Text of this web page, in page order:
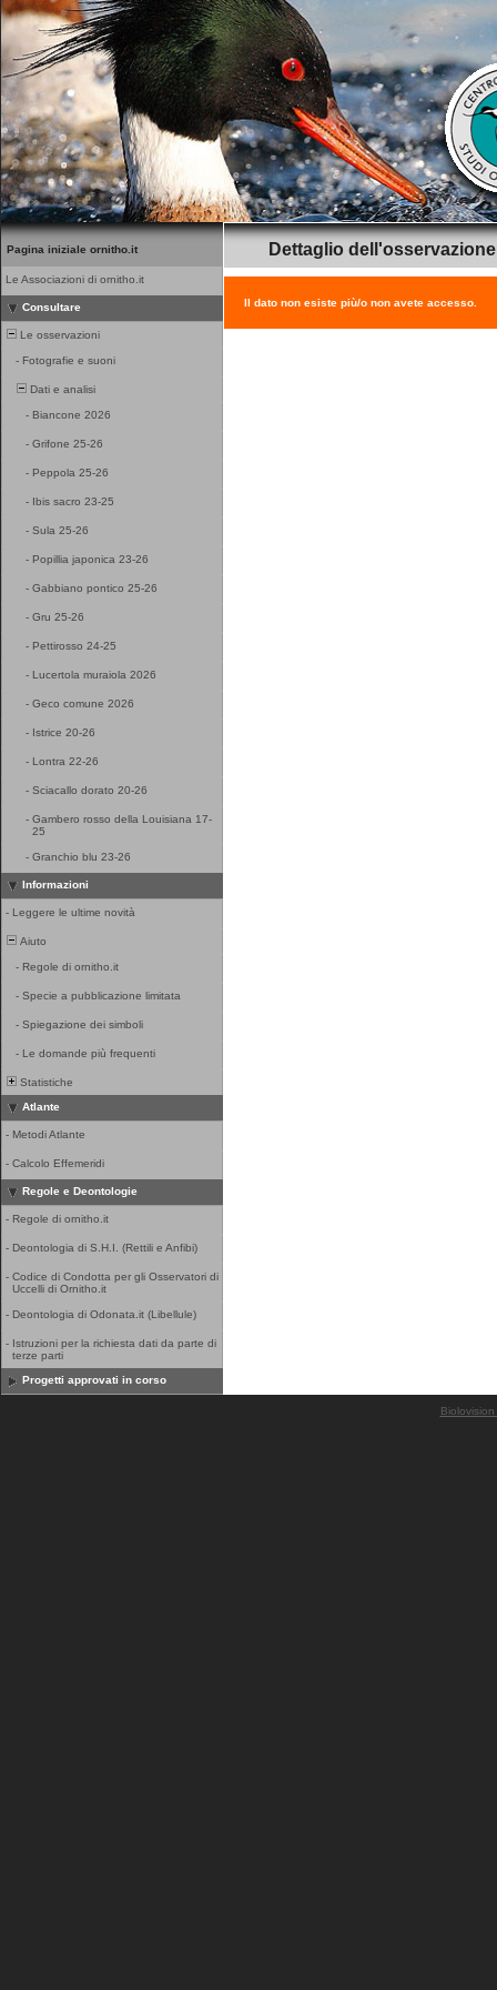
Pagina iniziale ornitho.it
Le Associazioni di ornitho.it
Consultare
Le osservazioni
- Fotografie e suoni
Dati e analisi
- Biancone 2026
- Grifone 25-26
- Peppola 25-26
- Ibis sacro 23-25
- Sula 25-26
- Popillia japonica 23-26
- Gabbiano pontico 25-26
- Gru 25-26
- Pettirosso 24-25
- Lucertola muraiola 2026
- Geco comune 2026
- Istrice 20-26
- Lontra 22-26
- Sciacallo dorato 20-26
- Gambero rosso della Louisiana 17-
25
- Granchio blu 23-26
Informazioni
- Leggere le ultime novità
Aiuto
- Regole di ornitho.it
- Specie a pubblicazione limitata
- Spiegazione dei simboli
- Le domande più frequenti
Statistiche
Atlante
- Metodi Atlante
- Calcolo Effemeridi
Regole e Deontologie
- Regole di ornitho.it
- Deontologia di S.H.I. (Rettili e Anfibi)
- Codice di Condotta per gli Osservatori di
Uccelli di Ornitho.it
- Deontologia di Odonata.it (Libellule)
- Istruzioni per la richiesta dati da parte di
terze parti
Progetti approvati in corso
Dettaglio dell'osservazione
Il dato non esiste più/o non avete accesso.
Biolovision